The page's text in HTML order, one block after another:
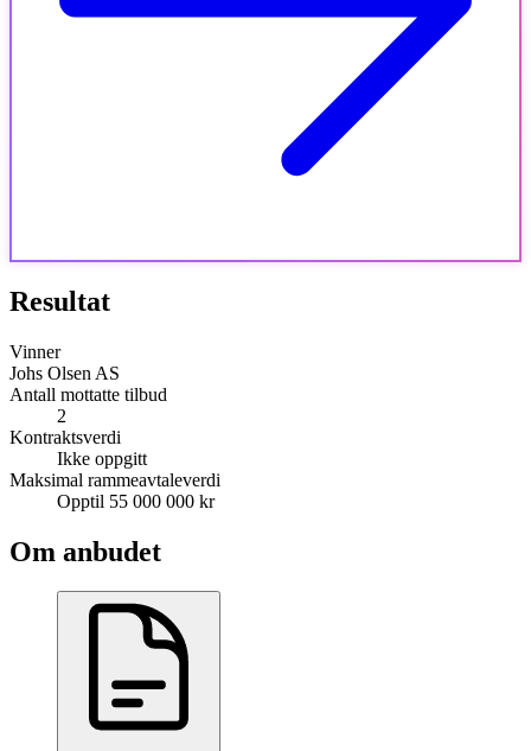
Resultat
Vinner
Johs Olsen AS
Antall mottatte tilbud
2
Kontraktsverdi
Ikke oppgitt
Maksimal rammeavtaleverdi
Opptil 55 000 000 kr
Om anbudet